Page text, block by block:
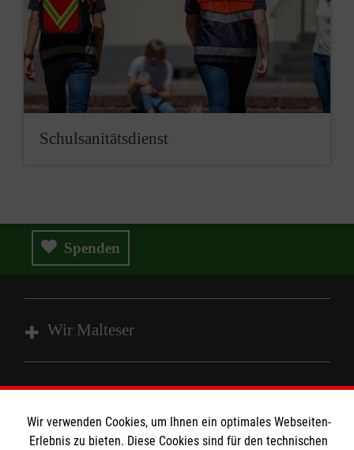
Schulsanitätsdienst
Spenden
Wir Malteser
Wir Malteser
Spenden und Helfen
Informationen
Wir verwenden Cookies, um Ihnen ein optimales Webseiten-
Erlebnis zu bieten. Diese Cookies sind für den technischen